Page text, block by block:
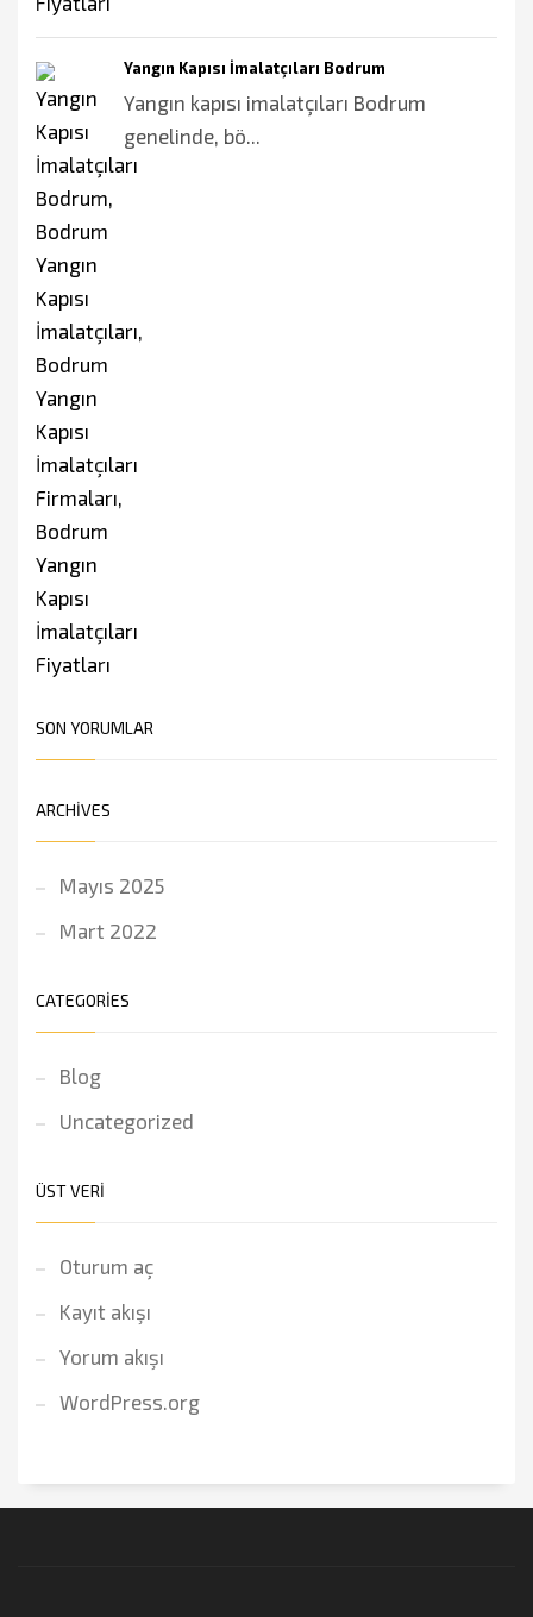
Yangın Kapısı İmalatçıları Bodrum
Yangın kapısı imalatçıları Bodrum
genelinde, bö...
SON YORUMLAR
ARCHIVES
Mayıs 2025
Mart 2022
CATEGORIES
Blog
Uncategorized
ÜST VERI
Oturum aç
Kayıt akışı
Yorum akışı
WordPress.org